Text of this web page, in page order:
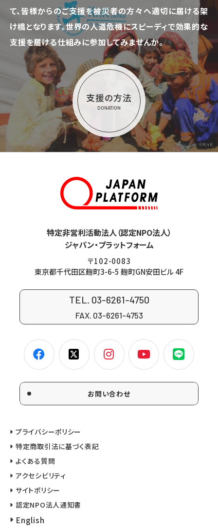
て、皆様からのご支援を被災者の方々へ適切に届ける架
け橋となります。世界の人道危機にスピーディで効果的な
支援を届ける仕組みに参加してみませんか。
支援の方法
DONATION
©KnK
特定非営利活動法人（認定NPO法人）
ジャパン・プラットフォーム
〒102-0083
東京都千代田区麹町3-6-5 麹町GN安田ビル 4F
TEL. 03-6261-4750
FAX. 03-6261-4753
お問い合わせ
プライバシーポリシー
特定商取引法に基づく表記
よくある質問
アクセシビリティ
サイトポリシー
認定NPO法人通知書
English